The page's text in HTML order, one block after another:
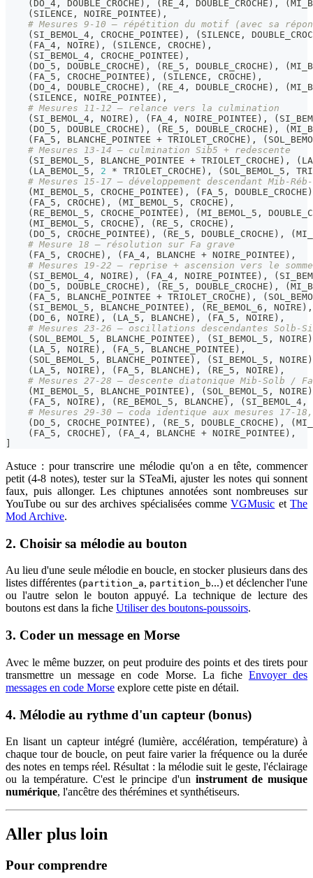
( DO_4 , DOUBLE_CROCHE ) , ( RE_4 , DOUBLE_CROCHE ) , (
( SILENCE , NOIRE_POINTEE ) ,
# Mesures 9-10 — répétition du motif (avec sa
( SI_BEMOL_4 , CROCHE_POINTEE ) , ( SILENCE ,
( FA_4 , NOIRE ) , ( SILENCE , CROCHE ) ,
( SI_BEMOL_4 , CROCHE_POINTEE ) ,
( DO_5 , DOUBLE_CROCHE ) , ( RE_5 , DOUBLE_CROCHE ) , (
( FA_5 , CROCHE_POINTEE ) , ( SILENCE , CROCHE ) ,
( DO_4 , DOUBLE_CROCHE ) , ( RE_4 , DOUBLE_CROCHE ) , (
( SILENCE , NOIRE_POINTEE ) ,
# Mesures 11-12 — relance vers la culmination
( SI_BEMOL_4 , NOIRE ) , ( FA_4 , NOIRE_POINTEE ) , (
( DO_5 , DOUBLE_CROCHE ) , ( RE_5 , DOUBLE_CROCHE ) , (
( FA_5 , BLANCHE_POINTEE + TRIOLET_CROCHE ) , (
# Mesures 13-14 — culmination Sib5 + redescente
( SI_BEMOL_5 , BLANCHE_POINTEE + TRIOLET_CROCHE ) , (
( LA_BEMOL_5 , 2 * TRIOLET_CROCHE ) , ( SOL_BEMOL_5 ,
# Mesures 15-17 — développement descendant Mib-Réb-
( MI_BEMOL_5 , CROCHE_POINTEE ) , ( FA_5 , DOUBLE_CROCHE )
( FA_5 , CROCHE ) , ( MI_BEMOL_5 , CROCHE ) ,
( RE_BEMOL_5 , CROCHE_POINTEE ) , ( MI_BEMOL_5 ,
( MI_BEMOL_5 , CROCHE ) , ( RE_5 , CROCHE ) ,
( DO_5 , CROCHE_POINTEE ) , ( RE_5 , DOUBLE_CROCHE ) , (
# Mesure 18 — résolution sur Fa grave
( FA_5 , CROCHE ) , ( FA_4 , BLANCHE + NOIRE_POINTEE ) ,
# Mesures 19-22 — reprise + ascension vers le
( SI_BEMOL_4 , NOIRE ) , ( FA_4 , NOIRE_POINTEE ) , (
( DO_5 , DOUBLE_CROCHE ) , ( RE_5 , DOUBLE_CROCHE ) , (
( FA_5 , BLANCHE_POINTEE + TRIOLET_CROCHE ) , (
( SI_BEMOL_5 , BLANCHE_POINTEE ) , ( RE_BEMOL_6 , NOIRE ) ,
( DO_6 , NOIRE ) , ( LA_5 , BLANCHE ) , ( FA_5 , NOIRE ) ,
# Mesures 23-26 — oscillations descendantes Solb-
( SOL_BEMOL_5 , BLANCHE_POINTEE ) , ( SI_BEMOL_5 , NOIRE )
( LA_5 , NOIRE ) , ( FA_5 , BLANCHE_POINTEE ) ,
( SOL_BEMOL_5 , BLANCHE_POINTEE ) , ( SI_BEMOL_5 , NOIRE )
( LA_5 , NOIRE ) , ( FA_5 , BLANCHE ) , ( RE_5 , NOIRE ) ,
# Mesures 27-28 — descente diatonique Mib-Solb /
( MI_BEMOL_5 , BLANCHE_POINTEE ) , ( SOL_BEMOL_5 , NOIRE )
( FA_5 , NOIRE ) , ( RE_BEMOL_5 , BLANCHE ) , ( SI_BEMOL_4 ,
# Mesures 29-30 — coda identique aux mesures 17-
( DO_5 , CROCHE_POINTEE ) , ( RE_5 , DOUBLE_CROCHE ) , (
( FA_5 , CROCHE ) , ( FA_4 , BLANCHE + NOIRE_POINTEE ) ,
Astuce : pour transcrire une mélodie qu'on a en tête, commencer
petit (4-8 notes), tester sur la STeaMi, ajuster les notes qui sonnent
faux, puis allonger. Les chiptunes annotées sont nombreuses sur
YouTube ou sur des archives spécialisées commeVGMusic etThe
Mod Archive.
2. Choisir sa mélodie au bouton
Au lieu d'une seule mélodie en boucle, en stocker plusieurs dans des
listes différentes (partition_a, partition_b...) et déclencher l'une
ou l'autre selon le bouton appuyé. La technique de lecture des
boutons est dans la fiche Utiliser des boutons-poussoirs.
3. Coder un message en Morse
Avec le même buzzer, on peut produire des points et des tirets pour
transmettre un message en code Morse. La fiche Envoyer des
messages en code Morse explore cette piste en détail.
4. Mélodie au rythme d'un capteur (bonus)
En lisant un capteur intégré (lumière, accélération, température) à
chaque tour de boucle, on peut faire varier la fréquence ou la durée
des notes en temps réel. Résultat : la mélodie suit le geste, l'éclairage
ou la température. C'est le principe d'un instrument de musique
numérique, l'ancêtre des thérémines et synthétiseurs.
Aller plus loin
Pour comprendre